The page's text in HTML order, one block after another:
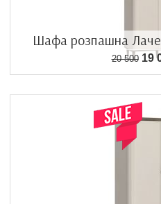
Шафа розпашна
20 50019